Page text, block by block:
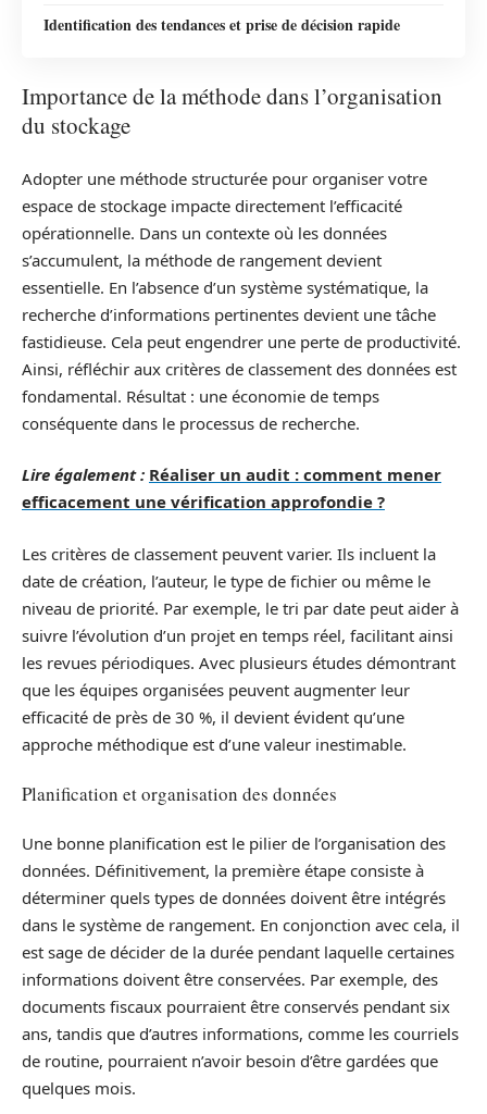
Identification des tendances et prise de décision rapide
Importance de la méthode dans l’organisation
du stockage
Adopter une méthode structurée pour organiser votre
espace de stockage impacte directement l’efficacité
opérationnelle. Dans un contexte où les données
s’accumulent, la méthode de rangement devient
essentielle. En l’absence d’un système systématique, la
recherche d’informations pertinentes devient une tâche
fastidieuse. Cela peut engendrer une perte de productivité.
Ainsi, réfléchir aux critères de classement des données est
fondamental. Résultat : une économie de temps
conséquente dans le processus de recherche.
Lire également : Réaliser un audit : comment mener
efficacement une vérification approfondie ?
Les critères de classement peuvent varier. Ils incluent la
date de création, l’auteur, le type de fichier ou même le
niveau de priorité. Par exemple, le tri par date peut aider à
suivre l’évolution d’un projet en temps réel, facilitant ainsi
les revues périodiques. Avec plusieurs études démontrant
que les équipes organisées peuvent augmenter leur
efficacité de près de 30 %, il devient évident qu’une
approche méthodique est d’une valeur inestimable.
Planification et organisation des données
Une bonne planification est le pilier de l’organisation des
données. Définitivement, la première étape consiste à
déterminer quels types de données doivent être intégrés
dans le système de rangement. En conjonction avec cela, il
est sage de décider de la durée pendant laquelle certaines
informations doivent être conservées. Par exemple, des
documents fiscaux pourraient être conservés pendant six
ans, tandis que d’autres informations, comme les courriels
de routine, pourraient n’avoir besoin d’être gardées que
quelques mois.